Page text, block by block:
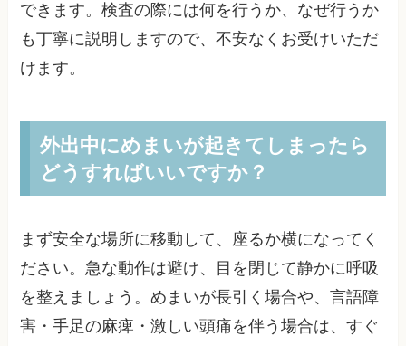
できます。検査の際には何を行うか、なぜ行うか
も丁寧に説明しますので、不安なくお受けいただ
けます。
外出中にめまいが起きてしまったら
どうすればいいですか？
まず安全な場所に移動して、座るか横になってく
ださい。急な動作は避け、目を閉じて静かに呼吸
を整えましょう。めまいが長引く場合や、言語障
害・手足の麻痺・激しい頭痛を伴う場合は、すぐ